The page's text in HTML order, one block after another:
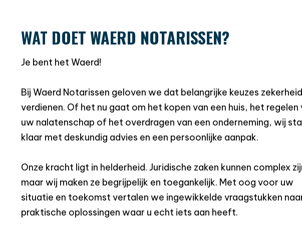
WAT DOET WAERD NOTARISSEN?
Je bent het Waerd!
Bij Waerd Notarissen geloven we dat belangrijke keuzes zekerheid
verdienen. Of het nu gaat om het kopen van een huis, het regelen
uw nalatenschap of het overdragen van een onderneming, wij
klaar met deskundig advies en een persoonlijke aanpak.
Onze kracht ligt in helderheid. Juridische zaken kunnen complex
maar wij maken ze begrijpelijk en toegankelijk. Met oog voor uw
situatie en toekomst vertalen we ingewikkelde vraagstukken
praktische oplossingen waar u echt iets aan heeft.